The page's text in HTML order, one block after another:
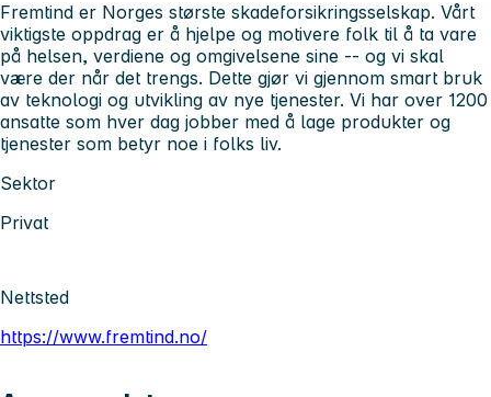
Fremtind er Norges største skadeforsikringsselskap. Vårt
viktigste oppdrag er å hjelpe og motivere folk til å ta vare
på helsen, verdiene og omgivelsene sine -- og vi skal
være der når det trengs. Dette gjør vi gjennom smart bruk
av teknologi og utvikling av nye tjenester. Vi har over 1200
ansatte som hver dag jobber med å lage produkter og
tjenester som betyr noe i folks liv.
Sektor
Privat
Nettsted
https://www.fremtind.no/